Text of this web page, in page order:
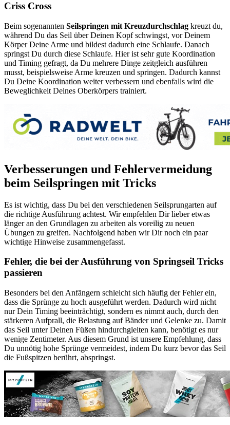
Criss Cross
Beim sogenannten Seilspringen mit Kreuzdurchschlag kreuzt du,
während Du das Seil über Deinen Kopf schwingst, vor Deinem
Körper Deine Arme und bildest dadurch eine Schlaufe. Danach
springst Du durch diese Schlaufe. Hier ist sehr gute Koordination
und Timing gefragt, da Du mehrere Dinge zeitgleich ausführen
musst, beispielsweise Arme kreuzen und springen. Dadurch kannst
Du Deine Koordination weiter verbessern und ebenfalls wird die
Beweglichkeit Deines Oberkörpers trainiert.
Verbesserungen und Fehlervermeidung
beim Seilspringen mit Tricks
Es ist wichtig, dass Du bei den verschiedenen Seilsprungarten auf
die richtige Ausführung achtest. Wir empfehlen Dir lieber etwas
länger an den Grundlagen zu arbeiten als voreilig zu neuen
Übungen zu greifen. Nachfolgend haben wir Dir noch ein paar
wichtige Hinweise zusammengefasst.
Fehler, die bei der Ausführung von Springseil Tricks
passieren
Besonders bei den Anfängern schleicht sich häufig der Fehler ein,
dass die Sprünge zu hoch ausgeführt werden. Dadurch wird nicht
nur Dein Timing beeinträchtigt, sondern es nimmt auch, durch den
stärkeren Aufprall, die Belastung auf Bänder und Gelenke zu. Damit
das Seil unter Deinen Füßen hindurchgleiten kann, benötigt es nur
wenige Zentimeter. Aus diesem Grund ist unsere Empfehlung, dass
Du unnötig hohe Sprünge vermeidest, indem Du kurz bevor das Seil
die Fußspitzen berührt, abspringst.